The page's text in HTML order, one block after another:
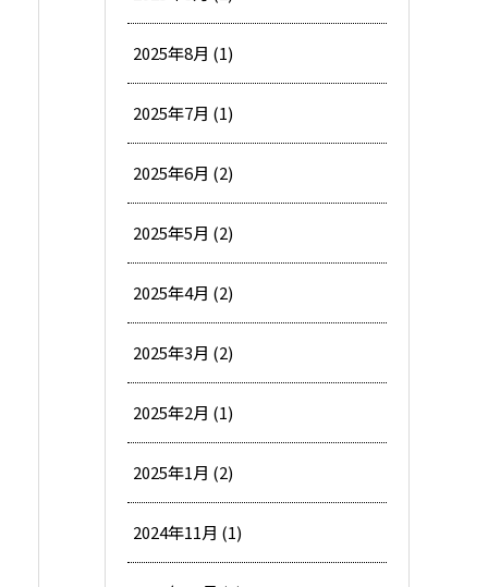
2025年8月 (1)
2025年7月 (1)
2025年6月 (2)
2025年5月 (2)
2025年4月 (2)
2025年3月 (2)
2025年2月 (1)
2025年1月 (2)
2024年11月 (1)